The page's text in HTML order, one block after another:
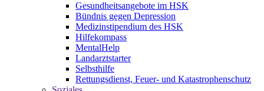
Gesundheitsangebote im HSK
Bündnis gegen Depression
Medizinstipendium des HSK
Hilfekompass
MentalHelp
Landarztstarter
Selbsthilfe
Rettungsdienst, Feuer- und Katastrophenschutz